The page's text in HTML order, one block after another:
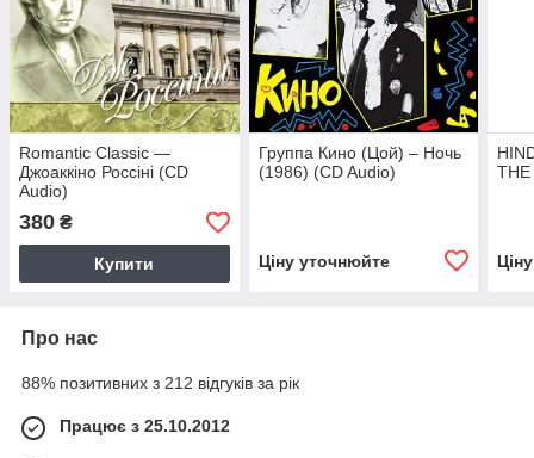
Romantic Classic —
Джоаккіно Россіні (CD
Audio)
380 ₴
Купити
Группа Кино (Цой) – Ночь
(1986) (CD Audio)
Ціну уточнюйте
Про нас
88% позитивних з 212 відгуків за рік
Працює з 25.10.2012